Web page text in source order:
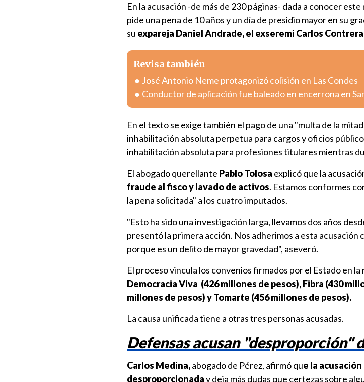
En la acusación -de más de 230 páginas- dada a conocer
pide una pena de 10 años y un día de presidio mayor en su
su expareja Daniel Andrade, el exseremi Carlos
Revisa también
José Antonio Neme protagonizó colisión en Las Condes
Conductor de aplicación fue baleado en encerrona en
En el texto se exige también el pago de una "multa de la
inhabilitación absoluta perpetua para cargos y oficios
inhabilitación absoluta para profesiones titulares mientras
El abogado querellante Pablo Tolosa explicó que la
fraude al fisco y lavado de activos. Estamos conformes
la pena solicitada" a los cuatro imputados.
"Esto ha sido una investigación larga, llevamos dos años
presentó la primera acción. Nos adherimos a esta acusación
porque es un delito de mayor gravedad", aseveró.
El proceso vincula los convenios firmados por el Estado en
Democracia Viva (426 millones de pesos), Fibra (430
millones de pesos) y Tomarte (456 millones de pesos).
La causa unificada tiene a otras tres personas acusadas.
Defensas acusan "desproporción"
Carlos Medina,abogado de Pérez, afirmó que la
desproporcionaday deja más dudas que certezas sobre